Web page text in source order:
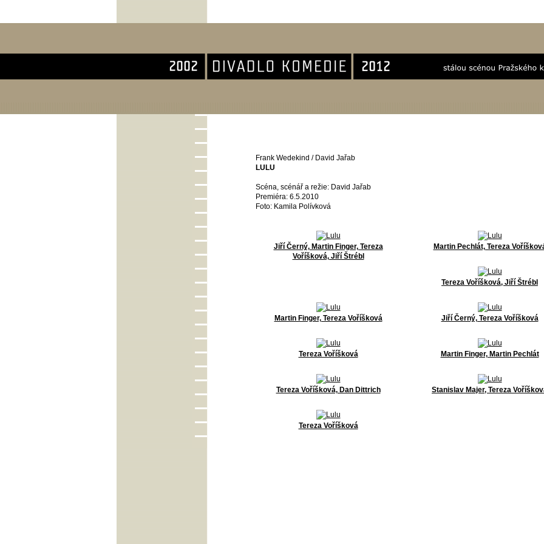
Frank Wedekind / David Jařab
LULU
Scéna, scénář a režie: David Jařab
Premiéra: 6.5.2010
Foto: Kamila Polívková
Jiří Černý, Martin Finger, Tereza
Voříšková, Jiří Štrébl
Martin Pechlát, Tereza
Tereza Voříšková, Jiří Štrébl
Martin Finger, Tereza Voříšková Jiří Černý, Tereza Voříšková
Tereza Voříšková Martin Finger, Martin Pechlát
Tereza Voříšková, Dan Dittrich Stanislav Majer, Tereza
Tereza Voříšková